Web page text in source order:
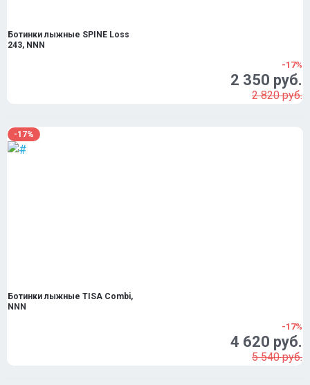
Ботинки лыжные SPINE Loss
243, NNN
-17%
2 350 руб.
2 820 руб.
-17%
Ботинки лыжные TISA Combi,
NNN
-17%
4 620 руб.
5 540 руб.